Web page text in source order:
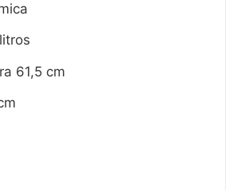
61,5 cm